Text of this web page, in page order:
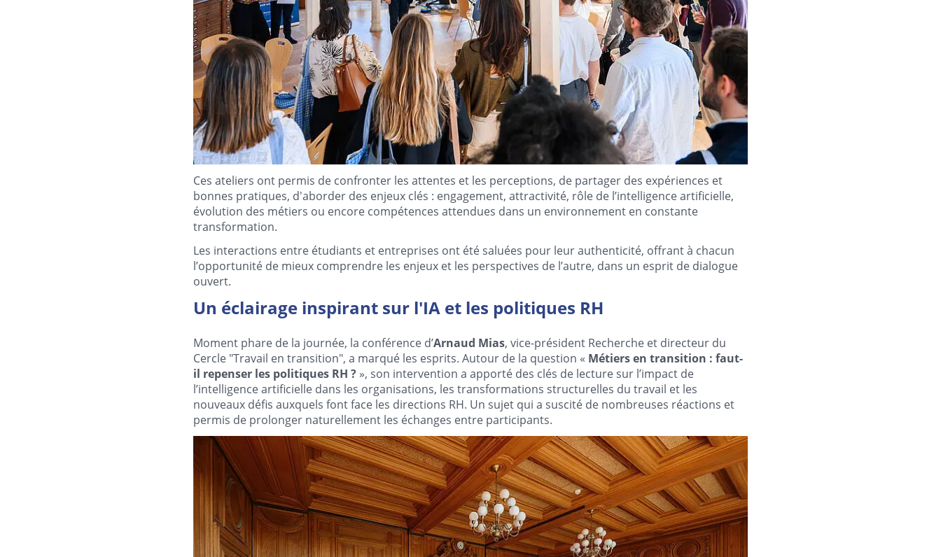
Ces ateliers ont permis de confronter les attentes et les perceptions, de partager des expériences et
bonnes pratiques, d'aborder des enjeux clés : engagement, attractivité, rôle de l’intelligence artificielle,
évolution des métiers ou encore compétences attendues dans un environnement en constante
transformation.
Les interactions entre étudiants et entreprises ont été saluées pour leur authenticité, offrant à chacun
l’opportunité de mieux comprendre les enjeux et les perspectives de l’autre, dans un esprit de dialogue
ouvert.
Un éclairage inspirant sur l'IA et les politiques RH
Moment phare de la journée, la conférence d’Arnaud Mias, vice-président Recherche et directeur du
Cercle "Travail en transition", a marqué les esprits. Autour de la question « Métiers en transition : faut-
il repenser les politiques RH ? », son intervention a apporté des clés de lecture sur l’impact de
l’intelligence artificielle dans les organisations, les transformations structurelles du travail et les
nouveaux défis auxquels font face les directions RH. Un sujet qui a suscité de nombreuses réactions et
permis de prolonger naturellement les échanges entre participants.